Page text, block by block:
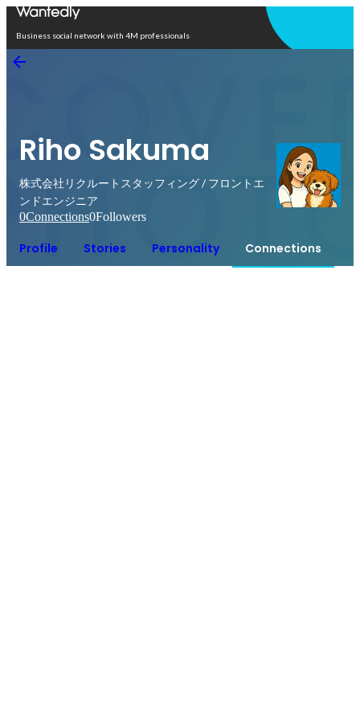
Business social network with 4M professionals
Riho Sakuma
株式会社リクルートスタッフィング / フロントエ
ンドエンジニア
0Connections0Followers
Profile Stories Personality Connections